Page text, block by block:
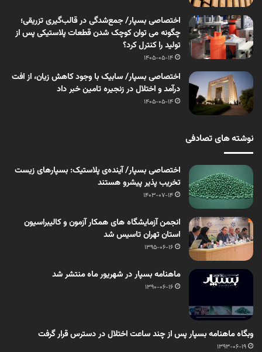
اختصاصی بسپار/ جمع‌شدگی در قالب‌گیری تزریقی؛
چگونه می توان کوچک شدن قطعات پلاستیکی پس از
تولید را کنترل کرد؟
1405-05-14
اختصاصی بسپار/ سابیک با وجود کاهش زیان، از افت
درآمد و اختلال در زنجیره تامین خبر داد
1405-05-14
نوشته های تصادفی
اختصاصی بسپار/ آینده‌ی پلاستیک: بسپارهای زیست
تخریب پذیر پیشرو هستند
1403-07-14
انجمن آزمايشگاه های همکار آزمون و كاليبراسيون
استان تهران تاسیس شد
1395-06-16
ماهنامه بسپار در شهریور ماه منتشر شد
1390-06-16
وبگاه ماهنامه بسپار پس از چند ساعت اختلال در دسترس قرار گرفت
1393-06-19